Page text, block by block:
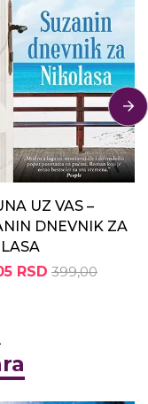
UZ VAS –
DNEVNIK ZA
RSD 399,00